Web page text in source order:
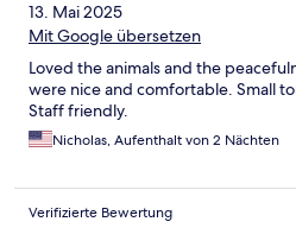
13. Mai 2025
Mit Google übersetzen
Loved the animals and the
were nice and comfortable. Small
Staff friendly.
Nicholas, Aufenthalt von 2 Nächten
Verifizierte Bewertung